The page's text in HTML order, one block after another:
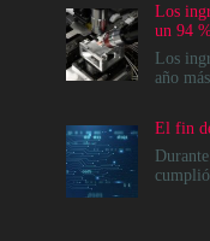
Los
un 94
Los
año
El fin